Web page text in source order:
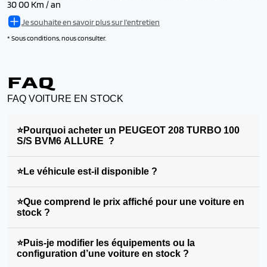
30 00 Km / an
Je souhaite en savoir plus sur l'entretien
* Sous conditions, nous consulter.
FAQ
FAQ VOITURE EN STOCK
⭐Pourquoi acheter un PEUGEOT 208 TURBO 100
S/S BVM6 ALLURE ?
⭐Le véhicule est-il disponible ?
⭐Que comprend le prix affiché pour une voiture en
stock ?
⭐Puis-je modifier les équipements ou la
configuration d’une voiture en stock ?